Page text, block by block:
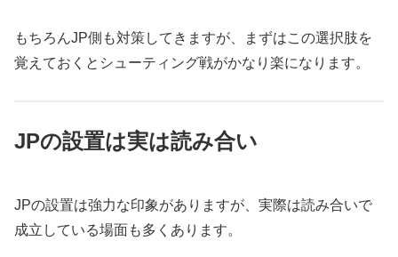
もちろんJP側も対策してきますが、まずはこの選択肢を
覚えておくとシューティング戦がかなり楽になります。
JPの設置は実は読み合い
JPの設置は強力な印象がありますが、実際は読み合いで
成立している場面も多くあります。